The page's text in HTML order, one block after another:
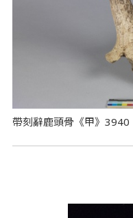
帶刻辭鹿頭骨《甲》3940